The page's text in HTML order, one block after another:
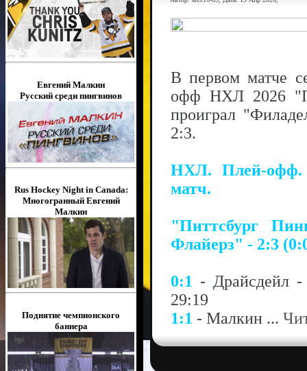
Евгений Малкин
Русский среди пингвинов
Rus Hockey Night in Canada:
Многогранный Евгений
Малкин
Поднятие чемпионского
баннера
В первом матче
офф НХЛ 2026
проиграл
2:3.
НХЛ. Плей-офф.
матч.
"Питтсбург
Флайерз" - 2:3
0:1 - Драйсдейл
29:19
1:1 - Малкин ...